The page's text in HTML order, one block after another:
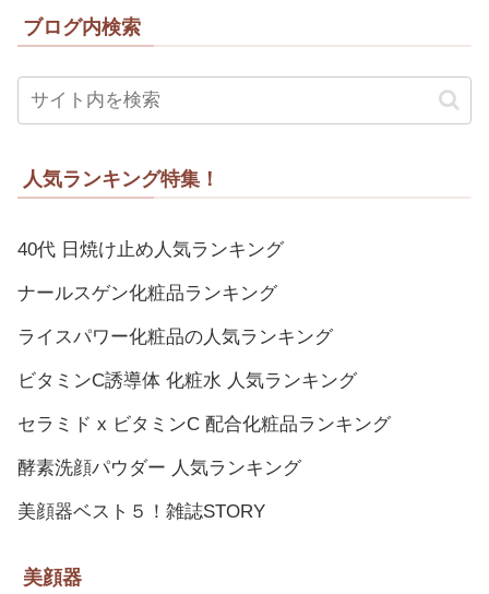
ブログ内検索
人気ランキング特集！
40代 日焼け止め人気ランキング
ナールスゲン化粧品ランキング
ライスパワー化粧品の人気ランキング
ビタミンC誘導体 化粧水 人気ランキング
セラミド x ビタミンC 配合化粧品ランキング
酵素洗顔パウダー 人気ランキング
美顔器ベスト５！雑誌STORY
美顔器